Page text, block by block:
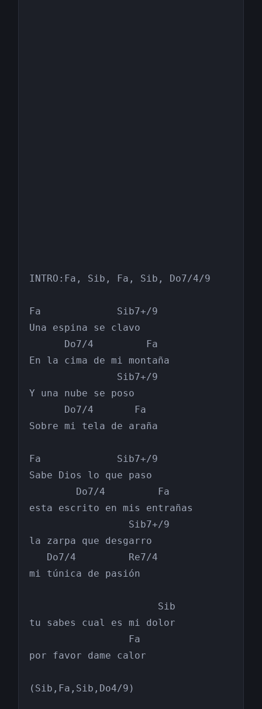
INTRO:Fa, Sib, Fa, Sib, Do7/4/9
Fa             Sib7+/9
Una espina se clavo
      Do7/4         Fa
En la cima de mi montaña
               Sib7+/9
Y una nube se poso
      Do7/4       Fa
Sobre mi tela de araña
Fa             Sib7+/9
Sabe Dios lo que paso
        Do7/4         Fa
esta escrito en mis entrañas
                 Sib7+/9
la zarpa que desgarro
   Do7/4         Re7/4
mi túnica de pasión
                      Sib
tu sabes cual es mi dolor
                 Fa
por favor dame calor
(Sib,Fa,Sib,Do4/9)